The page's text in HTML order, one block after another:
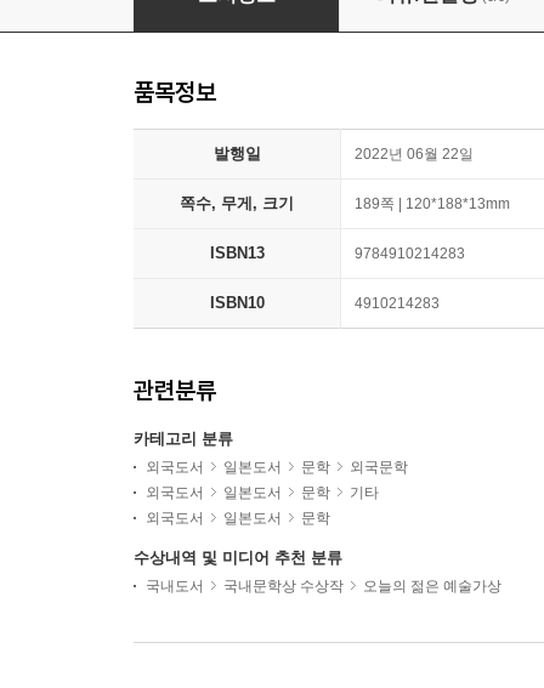
품목정보
발행일 2022년 06월 22일
쪽수, 무게, 크기 189쪽 | 120*188*13mm
ISBN13 9784910214283
ISBN10 4910214283
관련분류
카테고리 분류
외국도서 일본도서 문학
외국문학
외국도서
일본도서 문학
기타
외국도서
일본도서 문학
수상내역 및 미디어 추천 분류
국내도서 국내문학상 수상작 오늘의 젊은 예술가상